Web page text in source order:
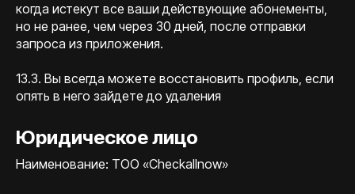
когда истекут все ваши действующие абонементы,
но не ранее, чем через 30 дней, после отправки
запроса из приложения.
13.3. Вы всегда можете восстановить профиль, если
опять в него зайдете до удаления
Юридическое лицо
Наименование: ТОО «Checkallnow»